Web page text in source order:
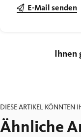
E-Mail senden
Ihnen
DIESE ARTIKEL KÖNNTEN
Ähnliche